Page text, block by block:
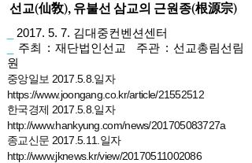
선교(仙敎), 유불선 삼교의 근원종(根源宗)
2017. 5. 7. 김대중컨벤션센터
주최 : 재단법인선교 주관 : 선교총림선림
원
중앙일보 2017.5.8.일자
https://www.joongang.co.kr/article/21552512
한국경제 2017.5.8.일자
http://www.hankyung.com/news/201705083727a
종교신문 2017.5.11 .일자
http://www.jknews.kr/view/20170511002086